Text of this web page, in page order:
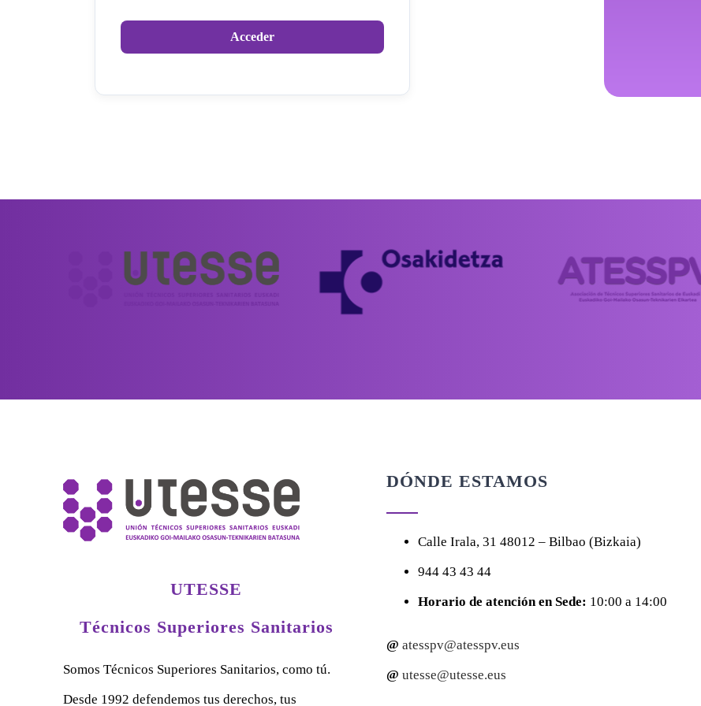
UTESSE
Técnicos Superiores Sanitarios
Somos Técnicos Superiores Sanitarios, como tú.
Desde 1992 defendemos tus derechos, tus
DÓNDE ESTAMOS
CalleIrala, 3148012 – Bilbao (Bizkaia)
944 43 43 44
Horario de atención en Sede: 10:00 a 14:00
@ atesspv@atesspv.eus
@ utesse@utesse.eus